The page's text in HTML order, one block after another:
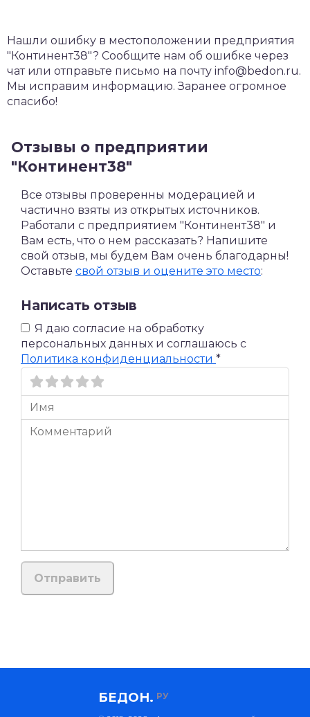
Нашли ошибку в местоположении предприятия
"Континент38"? Сообщите нам об ошибке через
чат или отправьте письмо на почту info@bedon.ru.
Мы исправим информацию. Заранее огромное
спасибо!
Отзывы о предприятии
"Континент38"
Все отзывы проверенны модерацией и
частично взяты из открытых источников.
Работали с предприятием "Континент38" и
Вам есть, что о нем рассказать? Напишите
свой отзыв, мы будем Вам очень благодарны!
Оставьте свой отзыв и оцените это место:
Написать отзыв
Я даю согласие на обработку
персональных данных и соглашаюсь c
Политика конфиденциальности *
БЕДОН. РУ